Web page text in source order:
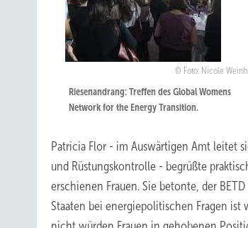
Foto: Nicole
Riesenandrang: Treffen des Global Womens
Network for the Energy Transition.
Patricia Flor - im Auswärtigen Amt leitet
und Rüstungskontrolle - begrüßte
erschienen Frauen. Sie betonte, der
Staaten bei energiepolitischen Fragen ist